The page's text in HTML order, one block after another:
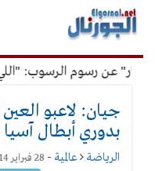
القائمة
الرئيسية
عن رسوم الرسوب:
جيان: لاعبو
بدوري أبطال آسيا
الرياضة عالمية - 28 فبراير 2014 3:28 م